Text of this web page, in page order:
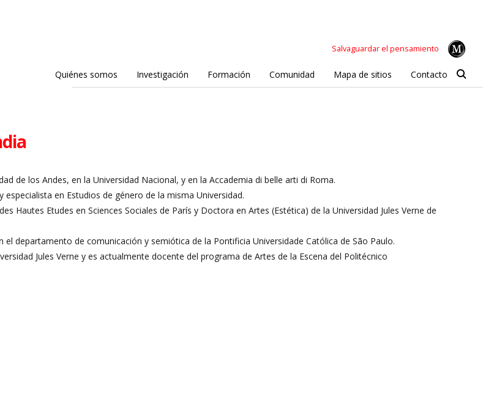
Salvaguardar el pensamiento
Quiénes somos Investigación Formación Comunidad Mapa de sitios Contacto
de los Andes, en la Universidad Nacional, y en la Accademia di belle arti di Roma.
especialista en Estudios de género de la misma Universidad.
Hautes Etudes en Sciences Sociales de París y Doctora en Artes (Estética) de la Universidad Jules Verne de
departamento de comunicación y semiótica de la Pontificia Universidade Católica de São Paulo.
Jules Verne y es actualmente docente del programa de Artes de la Escena del Politécnico